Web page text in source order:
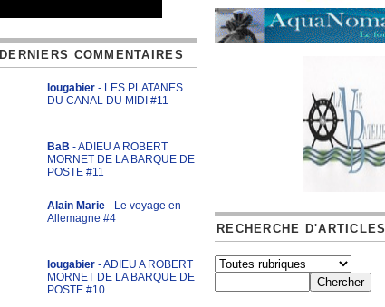
DERNIERS COMMENTAIRES
lougabier - LES PLATANES
DU CANAL DU MIDI #11
BaB - ADIEU A ROBERT
MORNET DE LA BARQUE DE
POSTE #11
Alain Marie - Le voyage en
Allemagne #4
lougabier - ADIEU A ROBERT
MORNET DE LA BARQUE DE
POSTE #10
RECHERCHE D'ARTICLES